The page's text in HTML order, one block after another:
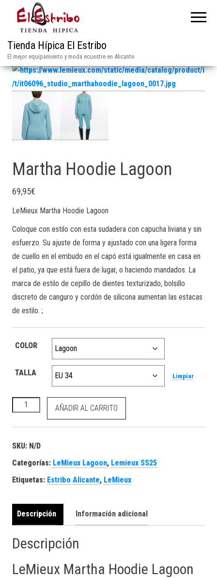
Tienda Hípica El Estribo
El mejor equipamiento y moda ecuestre en Alicante
Martha Hoodie Lagoon
69,95€
LeMieux Martha Hoodie Lagoon
Coloque con estilo con esta sudadera con capucha liviana y sin
esfuerzo. Su ajuste de forma y ajustado con una ligera forma
de cuello en el embudo en el capó está igualmente en casa en
el patio, ya que está fuera de lugar, o haciendo mandados. La
marca de estilo de cepillo de dientes texturizado, bolsillo
discreto de canguro y cordón de silicona aumentan las estacas
de estilo. ;
COLOR
TALLA Limpiar
Martha Hoodie Lagoon cantidad
AÑADIR AL CARRITO
SKU: N/D
Categorías: LeMieux Lagoon, Lemieux SS25
Etiquetas: Estribo Alicante, LeMieux
Descripción Información adicional
Descripción
LeMieux Martha Hoodie Lagoon